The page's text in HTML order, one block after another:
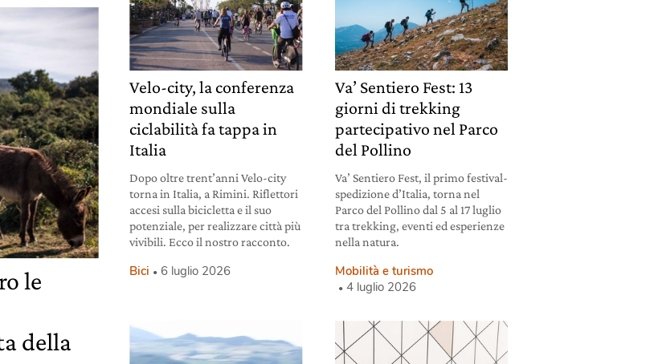
le
della
Velo-city, la conferenza
mondiale sulla
ciclabilità fa tappa in
Italia
Dopo oltre trent’anni Velo-city
torna in Italia, a Rimini. Riflettori
accesi sulla bicicletta e il suo
potenziale, per realizzare città più
vivibili. Ecco il nostro racconto.
Bici 6 luglio 2026
Va’ Sentiero Fest: 13
giorni di trekking
partecipativo nel Parco
del Pollino
Va’ Sentiero Fest, il primo festival-
spedizione d’Italia, torna nel
Parco del Pollino dal 5 al 17 luglio
tra trekking, eventi ed esperienze
nella natura.
Mobilità e turismo
4 luglio 2026